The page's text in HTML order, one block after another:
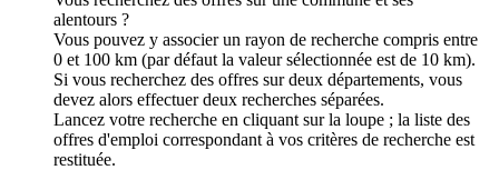
alentours ?
Vous pouvez y associer un rayon de recherche compris entre
0 et 100 km (par défaut la valeur sélectionnée est de 10 km).
Si vous recherchez des offres sur deux départements, vous
devez alors effectuer deux recherches séparées.
Lancez votre recherche en cliquant sur la loupe ; la liste des
offres d'emploi correspondant à vos critères de recherche est
restituée.